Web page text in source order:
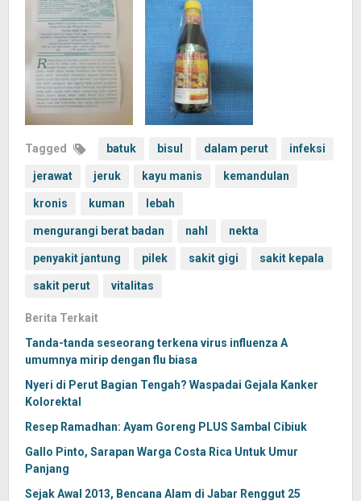
Tagged batuk bisul dalam perut infeksi
jerawat jeruk kayu manis kemandulan
kronis kuman lebah
mengurangi berat badan nahl nekta
penyakit jantung pilek sakit gigi sakit kepala
sakit perut vitalitas
Berita Terkait
Tanda-tanda seseorang terkena virus influenza A
umumnya mirip dengan flu biasa
Nyeri di Perut Bagian Tengah? Waspadai Gejala Kanker
Kolorektal
Resep Ramadhan: Ayam Goreng PLUS Sambal Cibiuk
Gallo Pinto, Sarapan Warga Costa Rica Untuk Umur
Panjang
Sejak Awal 2013, Bencana Alam di Jabar Renggut 25